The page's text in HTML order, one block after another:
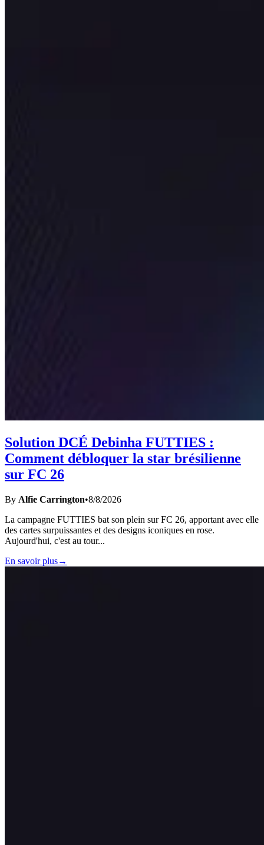
Solution DCÉ Debinha FUTTIES :
Comment débloquer la star brésilienne
sur FC 26
By Alfie Carrington•8/8/2026
La campagne FUTTIES bat son plein sur FC 26, apportant avec elle
des cartes surpuissantes et des designs iconiques en rose.
Aujourd'hui, c'est au tour...
En savoir plus→